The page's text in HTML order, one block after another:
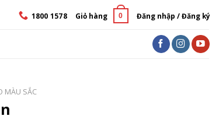
1800 1578 Giỏ hàng 0 Đăng nhập / Đăng ký
MÀU SẮC